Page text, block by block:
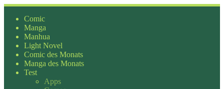
Zum
Inhalt
springen
Comic
Manga
Manhua
Light Novel
Comic des Monats
Manga des Monats
Test
Apps